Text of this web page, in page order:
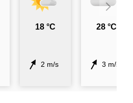
18 °C
2 m/s
28 °C
3 m/s